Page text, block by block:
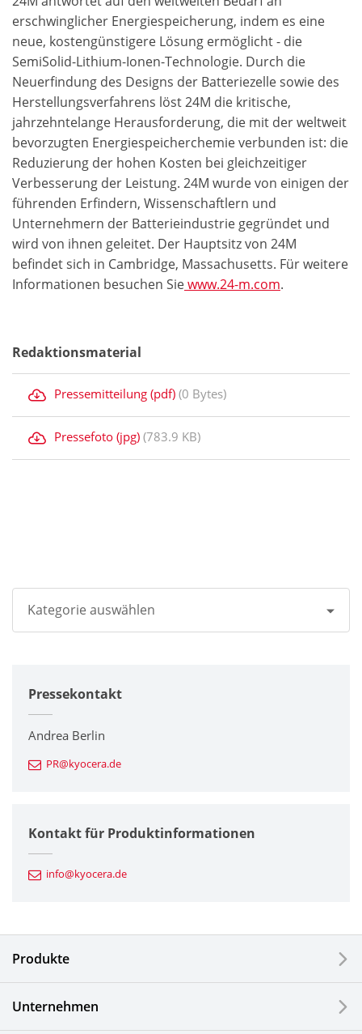
erschwinglicher Energiespeicherung, indem es eine
neue, kostengünstigere Lösung ermöglicht - die
SemiSolid-Lithium-Ionen-Technologie. Durch die
Neuerfindung des Designs der Batteriezelle sowie des
Herstellungsverfahrens löst 24M die kritische,
jahrzehntelange Herausforderung, die mit der weltweit
bevorzugten Energiespeicherchemie verbunden ist: die
Reduzierung der hohen Kosten bei gleichzeitiger
Verbesserung der Leistung. 24M wurde von einigen der
führenden Erfindern, Wissenschaftlern und
Unternehmern der Batterieindustrie gegründet und
wird von ihnen geleitet. Der Hauptsitz von 24M
befindet sich in Cambridge, Massachusetts. Für weitere
Informationen besuchen Siewww.24-m.com.
Redaktionsmaterial
Pressemitteilung (pdf) (0 Bytes)
Pressefoto (jpg) (783.9 KB)
Kategorie auswählen
Unternehmen
Drucker / Multifunktionsgeräte
Feinkeramik-Komponenten
Automotive Komponenten
Elektronische Komponenten & Geräte
LCDs und Touch Solutions
Pressekontakt
Andrea Berlin
PR@kyocera.de
Kontakt für Produktinformationen
info@kyocera.de
Produkte
Unternehmen